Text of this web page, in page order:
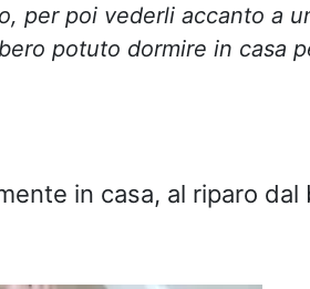
per poi vederli accanto a
potuto dormire in casa
in casa, al riparo dal